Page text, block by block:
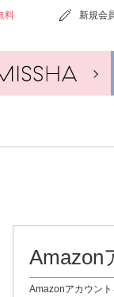
料 新規会
Amazon
Amazonアカウント